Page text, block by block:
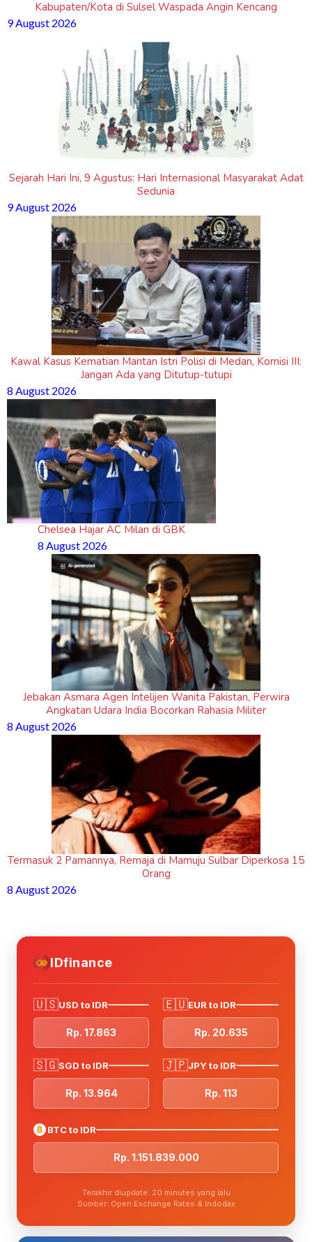
Kabupaten/Kota di Sulsel Waspada Angin Kencang
9 August 2026
Sejarah Hari Ini, 9 Agustus: Hari Internasional Masyarakat Adat
Sedunia
9 August 2026
Kawal Kasus Kematian Mantan Istri Polisi di Medan, Komisi III:
Jangan Ada yang Ditutup-tutupi
8 August 2026
Chelsea Hajar AC Milan di GBK
8 August 2026
Jebakan Asmara Agen Intelijen Wanita Pakistan, Perwira
Angkatan Udara India Bocorkan Rahasia Militer
8 August 2026
Termasuk 2 Pamannya, Remaja di Mamuju Sulbar Diperkosa 15
Orang
8 August 2026
IDfinance
🇺🇸USD to IDR
Rp. 17.863
🇪🇺EUR to IDR
Rp. 20.635
🇸🇬SGD to IDR
Rp. 13.964
🇯🇵JPY to IDR
Rp. 113
₿ BTC to IDR
Rp. 1.151.839.000
Terakhir diupdate: 20 minutes yang lalu
Sumber: Open Exchange Rates & Indodax